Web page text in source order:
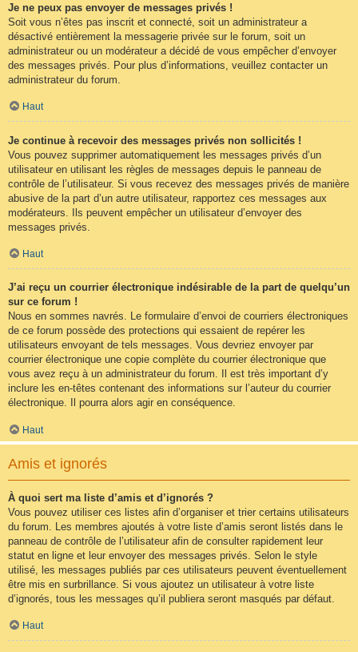
Je ne peux pas envoyer de messages privés !
Soit vous n’êtes pas inscrit et connecté, soit un administrateur a
désactivé entièrement la messagerie privée sur le forum, soit un
administrateur ou un modérateur a décidé de vous empêcher d’envoyer
des messages privés. Pour plus d’informations, veuillez contacter un
administrateur du forum.
Haut
Je continue à recevoir des messages privés non sollicités !
Vous pouvez supprimer automatiquement les messages privés d’un
utilisateur en utilisant les règles de messages depuis le panneau de
contrôle de l’utilisateur. Si vous recevez des messages privés de manière
abusive de la part d’un autre utilisateur, rapportez ces messages aux
modérateurs. Ils peuvent empêcher un utilisateur d’envoyer des
messages privés.
Haut
J’ai reçu un courrier électronique indésirable de la part de quelqu’un
sur ce forum !
Nous en sommes navrés. Le formulaire d’envoi de courriers électroniques
de ce forum possède des protections qui essaient de repérer les
utilisateurs envoyant de tels messages. Vous devriez envoyer par
courrier électronique une copie complète du courrier électronique que
vous avez reçu à un administrateur du forum. Il est très important d’y
inclure les en-têtes contenant des informations sur l’auteur du courrier
électronique. Il pourra alors agir en conséquence.
Haut
Amis et ignorés
À quoi sert ma liste d’amis et d’ignorés ?
Vous pouvez utiliser ces listes afin d’organiser et trier certains utilisateurs
du forum. Les membres ajoutés à votre liste d’amis seront listés dans le
panneau de contrôle de l’utilisateur afin de consulter rapidement leur
statut en ligne et leur envoyer des messages privés. Selon le style
utilisé, les messages publiés par ces utilisateurs peuvent éventuellement
être mis en surbrillance. Si vous ajoutez un utilisateur à votre liste
d’ignorés, tous les messages qu’il publiera seront masqués par défaut.
Haut